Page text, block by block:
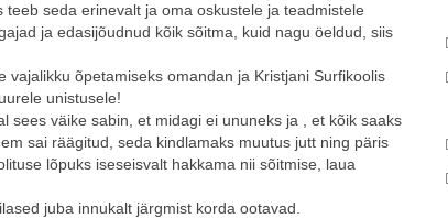
seda erinevalt ja oma oskustele ja teadmistele
ja edasijõudnud kõik sõitma, kuid nagu öeldud, siis
vajalikku õpetamiseks omandan ja Kristjani Surfikoolis
unistusele!
sees väike sabin, et midagi ei ununeks ja , et kõik saaks
sai räägitud, seda kindlamaks muutus jutt ning päris
lõpuks iseseisvalt hakkama nii sõitmise, laua
juba innukalt järgmist korda ootavad.